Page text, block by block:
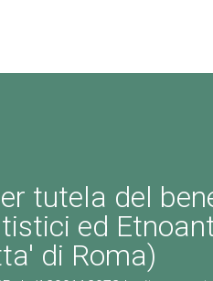
tutela del
ed
di Roma)